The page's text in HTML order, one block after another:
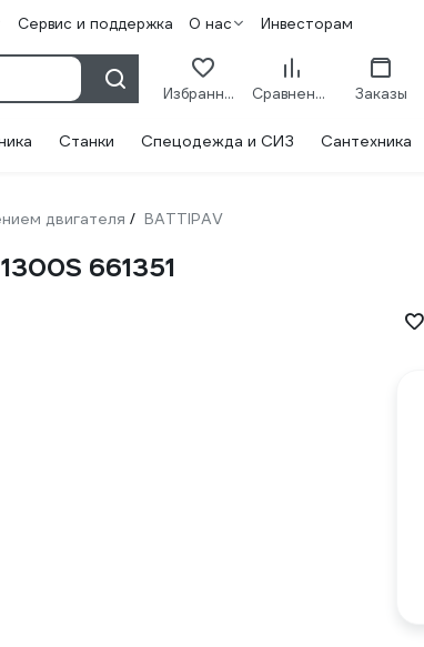
Сервис и поддержка О нас Инвесторам
Избранное Сравнение Заказы
Станки Спецодежда и СИЗ Сантехника
двигателя / BATTIPAV
661351